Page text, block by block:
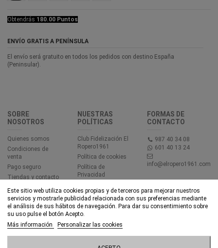
Añadir al carrito
Obtendrás 180.00 Puntos
ENVÍO GRATIS A PENÍNSULA
El envío será gratuito en todos los pedidos con destino España
(Peninsular).
SOBRE
NOSOTROS
Quienes somos
Condiciones de
venta
Pago seguro
Tiendas y contacto
NUESTRAS
POLÍTICAS
Club Fidelización El
Ropero1961
Política de cookies
Política de
Privacidad
Accesibilidad
FORMAS DE
CONTACTO
987 40 34 08
601 40 13 24
info@elropero1961.com
Este sitio web utiliza cookies propias y de terceros para mejorar nuestros
servicios y mostrarle publicidad relacionada con sus preferencias mediante
el análisis de sus hábitos de navegación. Para dar su consentimiento sobre
su uso pulse el botón Acepto.
Más información
Personalizar las cookies
© EL ROPERO 1961 - Todos los derechos reservados - Powered by